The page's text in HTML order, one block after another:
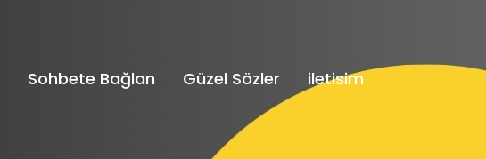
Sohbete Bağlan Güzel Sözler iletisim